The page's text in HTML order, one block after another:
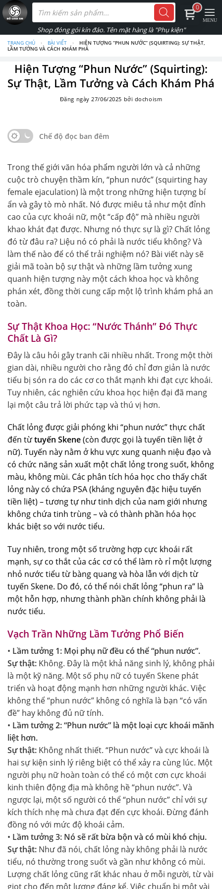
Skip
to
Tìm
kiếm
phẩm
TRANG CHỦ › BÀI VIẾT ›
HIỆN TƯỢNG “PHUN NƯỚC” (SQUIRTING): SỰ THẬT,
LẦM TƯỞNG VÀ CÁCH KHÁM PHÁ
Hiện Tượng “Phun Nước” (Squirting):
Sự Thật, Lầm Tưởng và Cách Khám Phá
Đăng ngày27/06/2025 bởi dochoism
Chế độ đọc ban đêm
Trong thế giới văn hóa phẩm người lớn và cả những
cuộc trò chuyện thầm kín, “phun nước” (squirting hay
female ejaculation) là một trong những hiện tượng bí
ẩn và gây tò mò nhất. Nó được miêu tả như một đỉnh
cao của cực khoái nữ, một “cấp độ” mà nhiều người
khao khát đạt được. Nhưng nó thực sự là gì? Chất lỏng
đó từ đâu ra? Liệu nó có phải là nước tiểu không? Và
làm thế nào để có thể trải nghiệm nó? Bài viết này sẽ
giải mã toàn bộ sự thật và những lầm tưởng xung
quanh hiện tượng này một cách khoa học và không
phán xét, đồng thời cung cấp một lộ trình khám phá an
toàn.
Sự Thật Khoa Học: “Nước Thánh” Đó Thực
Chất Là Gì?
Đây là câu hỏi gây tranh cãi nhiều nhất. Trong một thời
gian dài, nhiều người cho rằng đó chỉ đơn giản là nước
tiểu bị són ra do các cơ co thắt mạnh khi đạt cực khoái.
Tuy nhiên, các nghiên cứu khoa học hiện đại đã mang
lại một câu trả lời phức tạp và thú vị hơn.
Chất lỏng được giải phóng khi “phun nước” thực chất
đến từtuyến Skene(còn được gọi là tuyến tiền liệt ở
nữ). Tuyến này nằm ở khu vực xung quanh niệu đạo và
có chức năng sản xuất một chất lỏng trong suốt, không
màu, không mùi. Các phân tích hóa học cho thấy chất
lỏng này có chứa PSA (kháng nguyên đặc hiệu tuyến
tiền liệt) – tương tự như tinh dịch của nam giới nhưng
không chứa tinh trùng – và có thành phần hóa học
khác biệt so với nước tiểu.
Tuy nhiên, trong một số trường hợp cực khoái rất
mạnh, sự co thắt của các cơ có thể làm rò rỉ một lượng
nhỏ nước tiểu từ bàng quang và hòa lẫn với dịch từ
tuyến Skene. Do đó, có thể nói chất lỏng “phun ra” là
một hỗn hợp, nhưng thành phần chính không phải là
nước tiểu.
Vạch Trần Những Lầm Tưởng Phổ Biến
• Lầm tưởng 1: Mọi phụ nữ đều có thể “phun nước”.
Sự thật: Không. Đây là một khả năng sinh lý, không phải
là một kỹ năng. Một số phụ nữ có tuyến Skene phát
triển và hoạt động mạnh hơn những người khác. Việc
không thể “phun nước” không có nghĩa là bạn “có vấn
đề” hay không đủ nữ tính.
• Lầm tưởng 2: “Phun nước” là một loại cực khoái mãnh
liệt hơn.
Sự thật: Không nhất thiết. “Phun nước” và cực khoái là
hai sự kiện sinh lý riêng biệt có thể xảy ra cùng lúc. Một
người phụ nữ hoàn toàn có thể có một cơn cực khoái
kinh thiên động địa mà không hề “phun nước”. Và
ngược lại, một số người có thể “phun nước” chỉ với sự
kích thích nhẹ mà chưa đạt đến cực khoái. Đừng đánh
đồng nó với mức độ khoái cảm.
• Lầm tưởng 3: Nó sẽ rất bừa bộn và có mùi khó chịu.
Sự thật: Như đã nói, chất lỏng này không phải là nước
tiểu, nó thường trong suốt và gần như không có mùi.
Lượng chất lỏng cũng rất khác nhau ở mỗi người, từ vài
giọt cho đến một lượng đáng kể. Việc chuẩn bị một vài
0